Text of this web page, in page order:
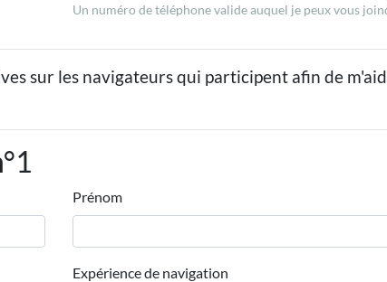
Un numéro de téléphone valide auquel je peux vous
sur les navigateurs qui participent afin de
Prénom
Expérience de navigation